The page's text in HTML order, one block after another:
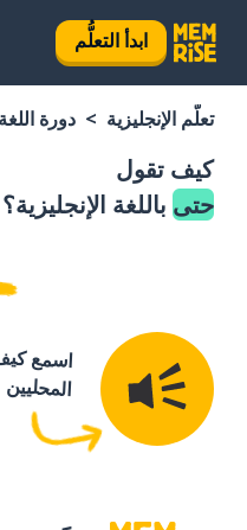
ابدأ التعلُّم
تعلَّم الإنجليزية دورة
كيف تقول
حتى باللغة الإنجليزية؟
اسمع
المحليين